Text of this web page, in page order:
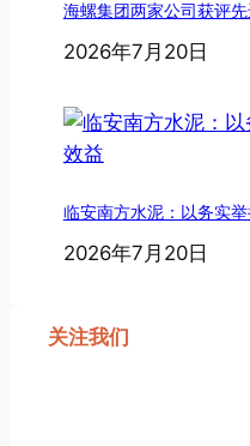
海螺集团两家公司获评
2026年7月20日
临安南方水泥：以务实
2026年7月20日
关注我们